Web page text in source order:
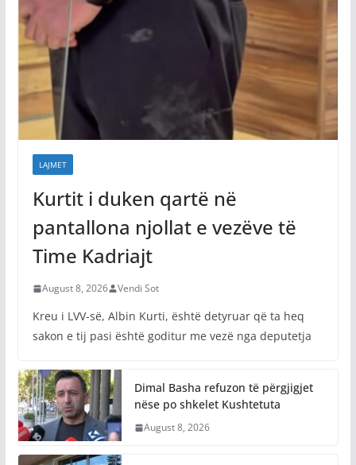
Kurtit i duken qartë në
pantallona njollat e vezëve të
Time Kadriajt
August 8, 2026 Vendi Sot
Kreu i LVV-së, Albin Kurti, është detyruar që ta heq
Dimal Basha refuzon të përgjigjet
nëse po shkelet Kushtetuta